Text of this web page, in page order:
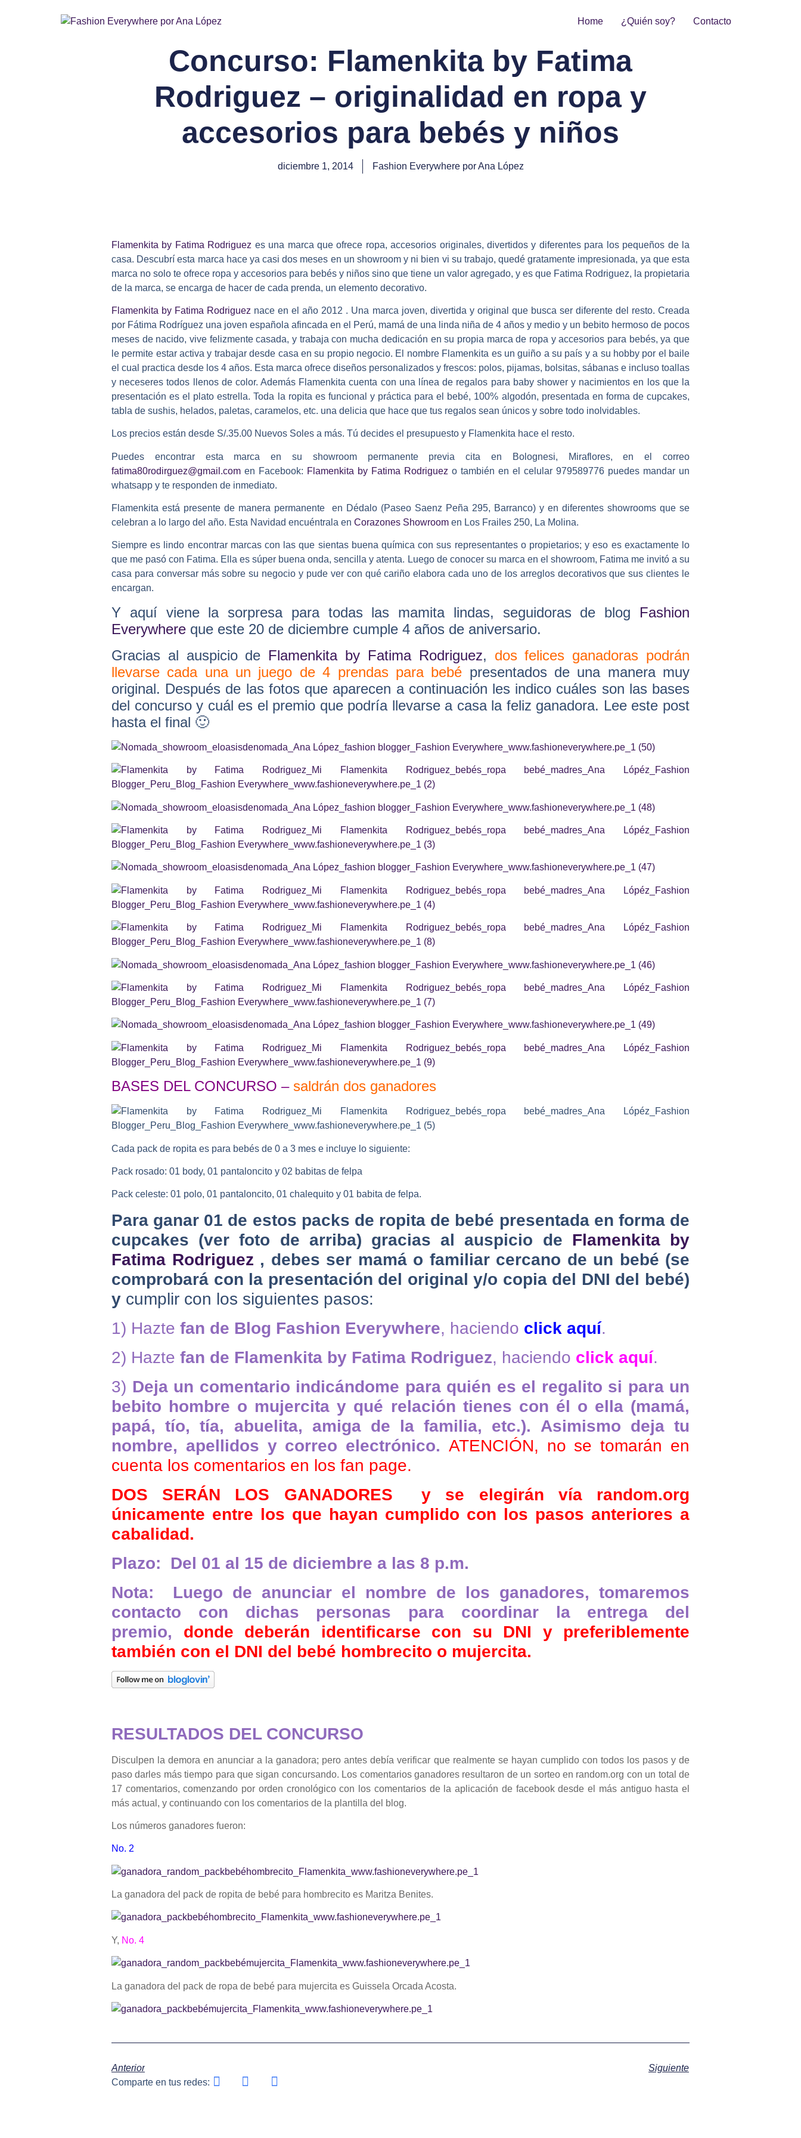
Home ¿Quién soy? Contacto
Concurso: Flamenkita by Fatima
Rodriguez – originalidad en ropa y
accesorios para bebés y niños
diciembre 1, 2014 Fashion Everywhere por Ana López
Flamenkita by Fatima Rodriguez es una marca que ofrece ropa, accesorios originales, divertidos y diferentes para los pequeños de la
casa. Descubrí esta marca hace ya casi dos meses en un showroom y ni bien vi su trabajo, quedé gratamente impresionada, ya que esta
marca no solo te ofrece ropa y accesorios para bebés y niños sino que tiene un valor agregado, y es que Fatima Rodriguez, la propietaria
de la marca, se encarga de hacer de cada prenda, un elemento decorativo.
Flamenkita by Fatima Rodriguez nace en el año 2012 . Una marca joven, divertida y original que busca ser diferente del resto. Creada
por Fátima Rodríguez una joven española afincada en el Perú, mamá de una linda niña de 4 años y medio y un bebito hermoso de pocos
meses de nacido, vive felizmente casada, y trabaja con mucha dedicación en su propia marca de ropa y accesorios para bebés, ya que
le permite estar activa y trabajar desde casa en su propio negocio. El nombre Flamenkita es un guiño a su país y a su hobby por el baile
el cual practica desde los 4 años. Esta marca ofrece diseños personalizados y frescos: polos, pijamas, bolsitas, sábanas e incluso toallas
y neceseres todos llenos de color. Además Flamenkita cuenta con una línea de regalos para baby shower y nacimientos en los que la
presentación es el plato estrella. Toda la ropita es funcional y práctica para el bebé, 100% algodón, presentada en forma de cupcakes,
tabla de sushis, helados, paletas, caramelos, etc. una delicia que hace que tus regalos sean únicos y sobre todo inolvidables.
Los precios están desde S/.35.00 Nuevos Soles a más. Tú decides el presupuesto y Flamenkita hace el resto.
Puedes encontrar esta marca en su showroom permanente previa cita en Bolognesi, Miraflores, en el correo
fatima80rodirguez@gmail.com en Facebook: Flamenkita by Fatima Rodriguez o también en el celular 979589776 puedes mandar un
whatsapp y te responden de inmediato.
Flamenkita está presente de manera permanente en Dédalo (Paseo Saenz Peña 295, Barranco) y en diferentes showrooms que se
celebran a lo largo del año. Esta Navidad encuéntrala en Corazones Showroom en Los Frailes 250, La Molina.
Siempre es lindo encontrar marcas con las que sientas buena química con sus representantes o propietarios; y eso es exactamente lo
que me pasó con Fatima. Ella es súper buena onda, sencilla y atenta. Luego de conocer su marca en el showroom, Fatima me invitó a su
casa para conversar más sobre su negocio y pude ver con qué cariño elabora cada uno de los arreglos decorativos que sus clientes le
encargan.
Y aquí viene la sorpresa para todas las mamita lindas, seguidoras de blog Fashion
Everywhere que este 20 de diciembre cumple 4 años de aniversario.
Gracias al auspicio de Flamenkita by Fatima Rodriguez, dos felices ganadoras podrán
llevarse cada una un juego de 4 prendas para bebé presentados de una manera muy
original. Después de las fotos que aparecen a continuación les indico cuáles son las bases
del concurso y cuál es el premio que podría llevarse a casa la feliz ganadora. Lee este post
hasta el final 🙂
BASES DEL CONCURSO – saldrán dos ganadores
Cada pack de ropita es para bebés de 0 a 3 mes e incluye lo siguiente:
Pack rosado: 01 body, 01 pantaloncito y 02 babitas de felpa
Pack celeste: 01 polo, 01 pantaloncito, 01 chalequito y 01 babita de felpa.
Para ganar 01 de estos packs de ropita de bebé presentada en forma de
cupcakes (ver foto de arriba) gracias al auspicio de Flamenkita by
Fatima Rodriguez , debes ser mamá o familiar cercano de un bebé (se
comprobará con la presentación del original y/o copia del DNI del bebé)
y cumplir con los siguientes pasos:
1) Hazte fan de Blog Fashion Everywhere, haciendo click aquí.
2) Hazte fan de Flamenkita by Fatima Rodriguez, haciendo click aquí.
3) Deja un comentario indicándome para quién es el regalito si para un
bebito hombre o mujercita y qué relación tienes con él o ella (mamá,
papá, tío, tía, abuelita, amiga de la familia, etc.). Asimismo deja tu
nombre, apellidos y correo electrónico. ATENCIÓN, no se tomarán en
cuenta los comentarios en los fan page.
DOS SERÁN LOS GANADORES y se elegirán vía random.org
únicamente entre los que hayan cumplido con los pasos anteriores a
cabalidad.
Plazo: Del 01 al 15 de diciembre a las 8 p.m.
Nota: Luego de anunciar el nombre de los ganadores, tomaremos
contacto con dichas personas para coordinar la entrega del
premio, donde deberán identificarse con su DNI y preferiblemente
también con el DNI del bebé hombrecito o mujercita.
RESULTADOS DEL CONCURSO
Disculpen la demora en anunciar a la ganadora; pero antes debía verificar que realmente se hayan cumplido con todos los pasos y de
paso darles más tiempo para que sigan concursando. Los comentarios ganadores resultaron de un sorteo en random.org con un total de
17 comentarios, comenzando por orden cronológico con los comentarios de la aplicación de facebook desde el más antiguo hasta el
más actual, y continuando con los comentarios de la plantilla del blog.
Los números ganadores fueron:
No. 2
La ganadora del pack de ropita de bebé para hombrecito es Maritza Benites.
Y, No. 4
La ganadora del pack de ropa de bebé para mujercita es Guissela Orcada Acosta.
Anterior
Siguiente
Comparte en tus redes: